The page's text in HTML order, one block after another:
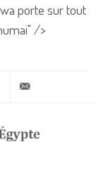
porte sur tout
/>
+20 2 25970400